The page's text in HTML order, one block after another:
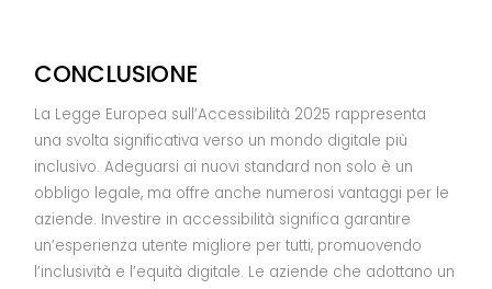
CONCLUSIONE
La Legge Europea sull’Accessibilità 2025 rappresenta
una svolta significativa verso un mondo digitale più
inclusivo. Adeguarsi ai nuovi standard non solo è un
obbligo legale, ma offre anche numerosi vantaggi per le
aziende. Investire in accessibilità significa garantire
un’esperienza utente migliore per tutti, promuovendo
l’inclusività e l’equità digitale. Le aziende che adottano un